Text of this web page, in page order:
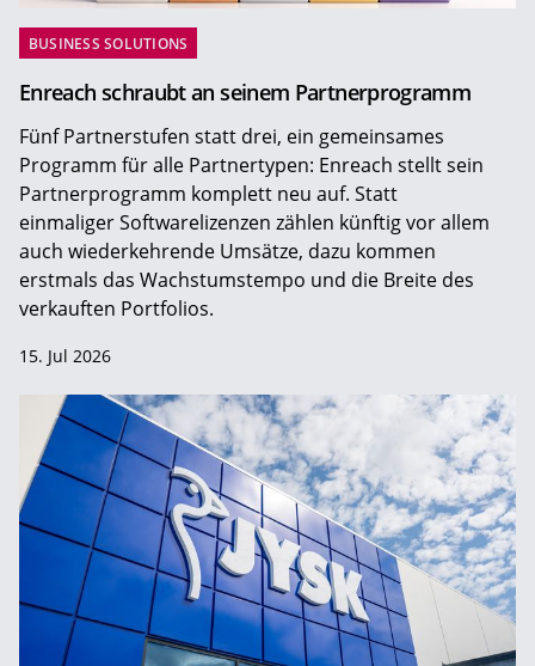
BUSINESS SOLUTIONS
Enreach schraubt an seinem Partnerprogramm
Fünf Partnerstufen statt drei, ein gemeinsames
Programm für alle Partnertypen: Enreach stellt sein
Partnerprogramm komplett neu auf. Statt
einmaliger Softwarelizenzen zählen künftig vor allem
auch wiederkehrende Umsätze, dazu kommen
erstmals das Wachstumstempo und die Breite des
verkauften Portfolios.
15. Jul 2026